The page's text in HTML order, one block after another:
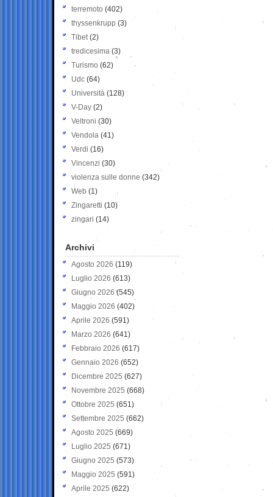
terremoto (402)
thyssenkrupp (3)
Tibet(2)
tredicesima (3)
Turismo (62)
Udc (64)
Università (128)
V-Day (2)
Veltroni (30)
Vendola (41)
Verdi (16)
Vincenzi (30)
violenza sulle donne (342)
Web (1)
Zingaretti (10)
zingari (14)
Archivi
Agosto 2026 (119)
Luglio 2026 (613)
Giugno 2026 (545)
Maggio 2026 (402)
Aprile 2026 (591)
Marzo 2026 (641)
Febbraio 2026 (617)
Gennaio 2026 (652)
Dicembre 2025 (627)
Novembre 2025 (668)
Ottobre 2025 (651)
Settembre 2025 (662)
Agosto 2025 (669)
Luglio 2025 (671)
Giugno 2025 (573)
Maggio 2025 (591)
Aprile 2025 (622)